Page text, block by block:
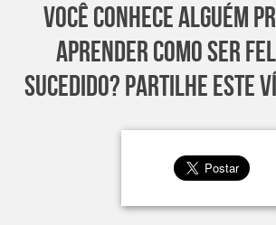
Você conhece alguém
aprender como Ser
Sucedido? Partilhe este